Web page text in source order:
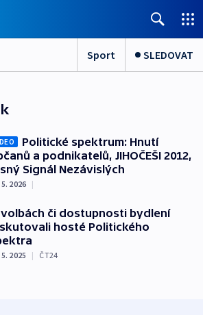
Sport SLEDOVAT
Politické spektrum: Hnutí
a podnikatelů, JIHOČEŠI 2012,
Signál Nezávislých
2026 |
volbách či dostupnosti bydlení
hosté Politického
2025 | ČT24